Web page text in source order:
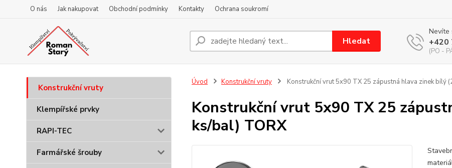
O nás Jak nakupovat Obchodní podmínky Kontakty Ochrana soukromí
Hledat
Nevíte
+420
(PO -
Konstrukční vruty
Klempířské prvky
RAPI-TEC
Farmářské šrouby
Úvod Konstrukční vruty Konstrukční vrut 5x90 TX 25 zápustná hlava zinek bílý
Konstrukční vrut 5x90 TX 25
ks/bal) TORX